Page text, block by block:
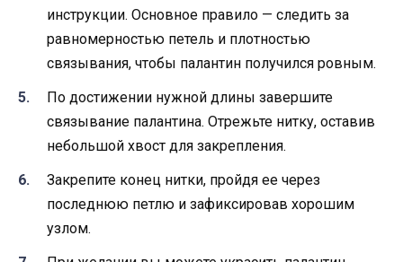
инструкции. Основное правило — следить за
равномерностью петель и плотностью
связывания, чтобы палантин получился ровным.
По достижении нужной длины завершите
связывание палантина. Отрежьте нитку, оставив
небольшой хвост для закрепления.
Закрепите конец нитки, пройдя ее через
последнюю петлю и зафиксировав хорошим
узлом.